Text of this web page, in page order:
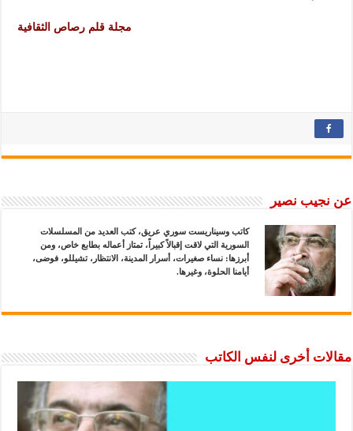
مجلة قلم رصاص الثقافية
عن نجيب نصير
كاتب وسيناريست سوري عريق، كتب العديد من المسلسلات
السورية التي لاقت إقبالاً كبيراً، تمتاز أعماله بطابع خاص، ومن
أبرزها: نساء صغيرات، أسرار المدينة، الانتظار، تشيللو، فوضى،
أيامنا الحلوة، وغيرها.
مقالات أخرى لنفس الكاتب